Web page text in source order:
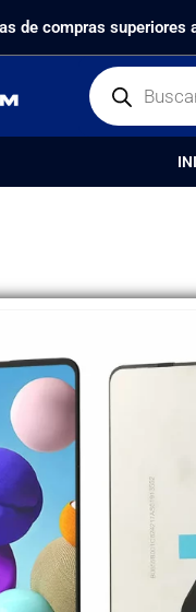
de compras superiores
, 25% OFF DISPLAY